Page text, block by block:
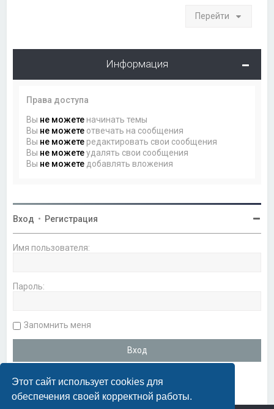
Этот сайт использует cookies для
обеспечения своей корректной работы.
Перейти
Информация
Права доступа
Вы не можете начинать темы
Вы не можете отвечать на сообщения
Вы не можете редактировать свои сообщения
Вы не можетеудалять свои сообщения
Вы не можете добавлять вложения
Вход • Регистрация
Имя пользователя:
Пароль:
Запомнить меня